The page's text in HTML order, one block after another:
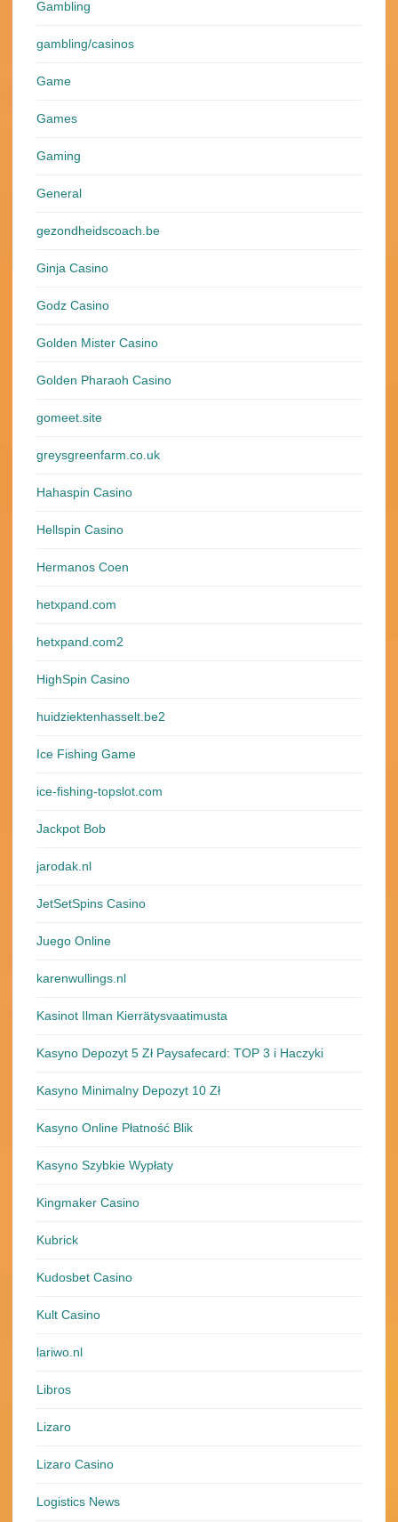
Gambling
gambling/casinos
Game
Games
Gaming
General
gezondheidscoach.be
Ginja Casino
Godz Casino
Golden Mister Casino
Golden Pharaoh Casino
gomeet.site
greysgreenfarm.co.uk
Hahaspin Casino
Hellspin Casino
Hermanos Coen
hetxpand.com
hetxpand.com2
HighSpin Casino
huidziektenhasselt.be2
Ice Fishing Game
ice-fishing-topslot.com
Jackpot Bob
jarodak.nl
JetSetSpins Casino
Juego Online
karenwullings.nl
Kasinot Ilman Kierrätysvaatimusta
Kasyno Depozyt 5 Zł Paysafecard: TOP 3 i Haczyki
Kasyno Minimalny Depozyt 10 Zł
Kasyno Online Płatność Blik
Kasyno Szybkie Wypłaty
Kingmaker Casino
Kubrick
Kudosbet Casino
Kult Casino
lariwo.nl
Libros
Lizaro
Lizaro Casino
Logistics News